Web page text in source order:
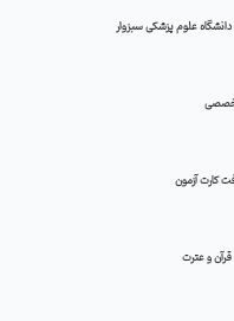
علوم پزشکی سبزوار
و عترت